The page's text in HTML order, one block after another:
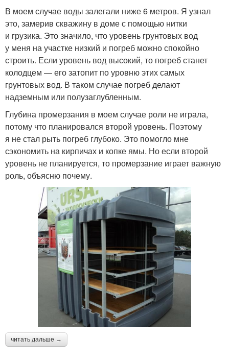
В моем случае воды залегали ниже 6 метров. Я узнал
это, замерив скважину в доме с помощью нитки
и грузика. Это значило, что уровень грунтовых вод
у меня на участке низкий и погреб можно спокойно
строить. Если уровень вод высокий, то погреб станет
колодцем — его затопит по уровню этих самых
грунтовых вод. В таком случае погреб делают
надземным или полузаглубленным.
Глубина промерзания в моем случае роли не играла,
потому что планировался второй уровень. Поэтому
я не стал рыть погреб глубоко. Это помогло мне
сэкономить на кирпичах и копке ямы. Но если второй
уровень не планируется, то промерзание играет важную
роль, объясню почему.
читать дальше →